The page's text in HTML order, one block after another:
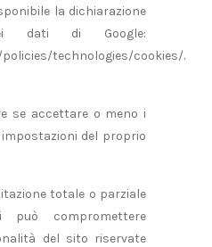
la dichiarazione
dati di Google:
technologies/cookies/.
se accettare o meno i
del proprio
totale o parziale
può compromettere
del sito riservate